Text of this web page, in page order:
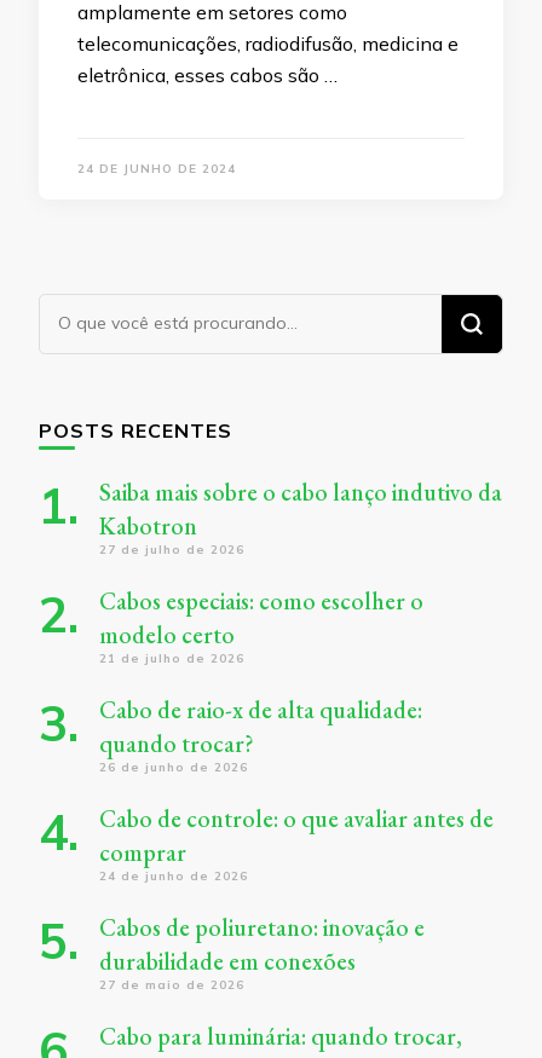
amplamente em setores como
telecomunicações, radiodifusão, medicina e
eletrônica, esses cabos são …
24 DE JUNHO DE 2024
POSTS RECENTES
Saiba mais sobre o cabo lanço indutivo da
Kabotron
27 de julho de 2026
Cabos especiais: como escolher o
modelo certo
21 de julho de 2026
Cabo de raio-x de alta qualidade:
quando trocar?
26 de junho de 2026
Cabo de controle: o que avaliar antes de
comprar
24 de junho de 2026
Cabos de poliuretano: inovação e
durabilidade em conexões
27 de maio de 2026
Cabo para luminária: quando trocar,